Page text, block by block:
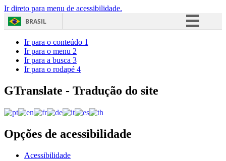
Ir direto para menu de acessibilidade.
BRASIL
Acesso à informação
Ir para o conteúdo 1
Ir para o menu 2
Ir para a busca 3
Ir para o rodapé 4
GTranslate - Tradução do site
Opções de acessibilidade
Acessibilidade